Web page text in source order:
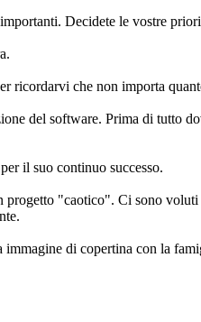
Decidete le vostre
ricordarvi che non importa
del software. Prima di tutto
il suo continuo successo.
"caotico". Ci sono
di copertina con la